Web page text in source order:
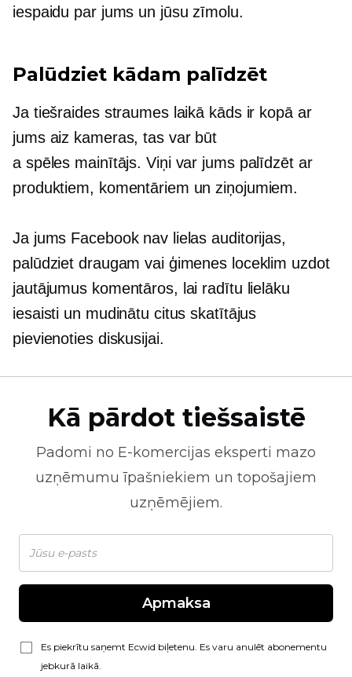
iespaidu par jums un jūsu zīmolu.
Palūdziet kādam palīdzēt
Ja tiešraides straumes laikā kāds ir kopā ar
jums aiz kameras, tas var būt
a spēles mainītājs. Viņi var jums palīdzēt ar
produktiem, komentāriem un ziņojumiem.
Ja jums Facebook nav lielas auditorijas,
palūdziet draugam vai ģimenes loceklim uzdot
jautājumus komentāros, lai radītu lielāku
iesaisti un mudinātu citus skatītājus
pievienoties diskusijai.
Kā pārdot tiešsaistē
Padomi no E-komercijas eksperti mazo
uzņēmumu īpašniekiem un topošajiem
uzņēmējiem.
Apmaksa
Es piekrītu saņemt Ecwid biļetenu. Es varu anulēt abonementu
jebkurā laikā.